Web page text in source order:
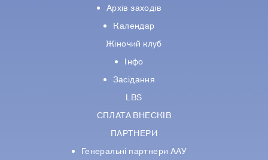
Архів заходів
Календар
Жіночий клуб
Інфо
Засідання
LBS
СПЛАТА ВНЕСКІВ
ПАРТНЕРИ
Генеральні партнери ААУ